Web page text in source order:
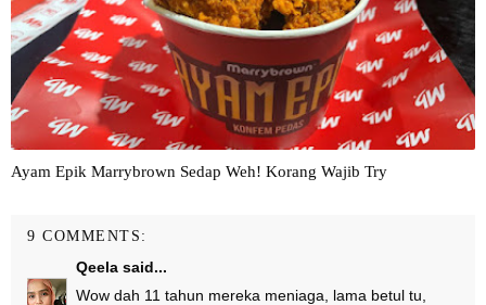
Ayam Epik Marrybrown Sedap Weh! Korang Wajib Try
9 COMMENTS:
Qeela said...
Wow dah 11 tahun mereka meniaga, lama betul tu,